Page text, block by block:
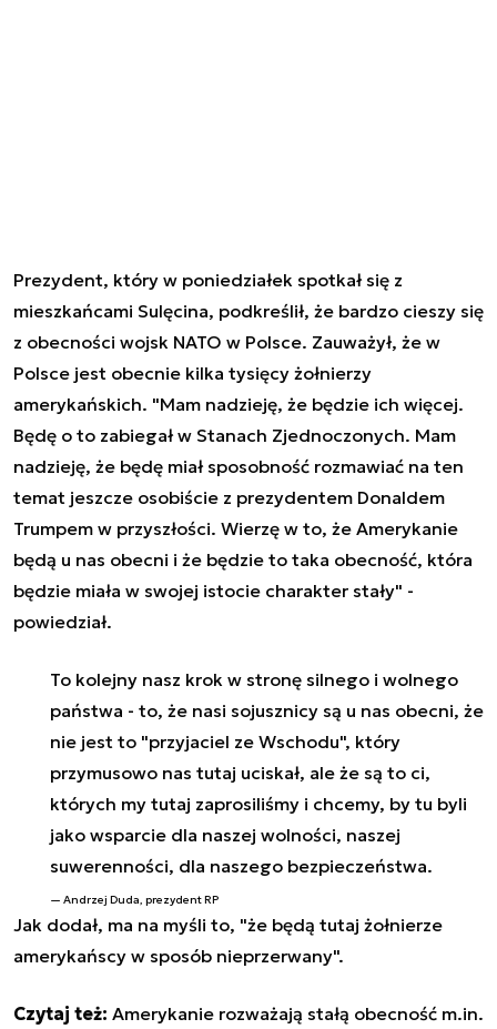
Prezydent, który w poniedziałek spotkał się z
mieszkańcami Sulęcina, podkreślił, że bardzo cieszy się
z obecności wojsk NATO w Polsce. Zauważył, że w
Polsce jest obecnie kilka tysięcy żołnierzy
amerykańskich. "Mam nadzieję, że będzie ich więcej.
Będę o to zabiegał w Stanach Zjednoczonych. Mam
nadzieję, że będę miał sposobność rozmawiać na ten
temat jeszcze osobiście z prezydentem Donaldem
Trumpem w przyszłości. Wierzę w to, że Amerykanie
będą u nas obecni i że będzie to taka obecność, która
będzie miała w swojej istocie charakter stały" -
powiedział.
To kolejny nasz krok w stronę silnego i wolnego
państwa - to, że nasi sojusznicy są u nas obecni, że
nie jest to "przyjaciel ze Wschodu", który
przymusowo nas tutaj uciskał, ale że są to ci,
których my tutaj zaprosiliśmy i chcemy, by tu byli
jako wsparcie dla naszej wolności, naszej
suwerenności, dla naszego bezpieczeństwa.
Andrzej Duda, prezydent RP
Jak dodał, ma na myśli to, "że będą tutaj żołnierze
amerykańscy w sposób nieprzerwany".
Czytaj też: Amerykanie rozważają stałą obecność m.in.